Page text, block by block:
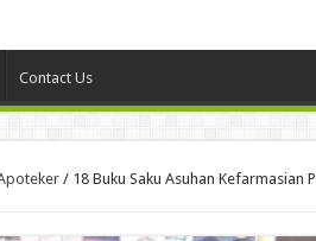
Contact Us
/ 18 Buku Saku Asuhan Kefarmasian